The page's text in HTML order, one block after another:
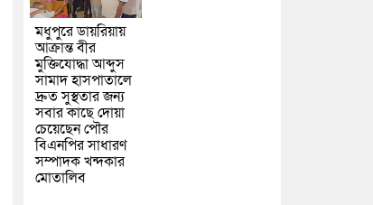
মধুপুরে ডায়রিয়ায়
আক্রান্ত বীর
মুক্তিযোদ্ধা আব্দুস
সামাদ হাসপাতালে
দ্রুত সুস্থতার জন্য
সবার কাছে দোয়া
চেয়েছেন পৌর
বিএনপির সাধারণ
সম্পাদক খন্দকার
মোতালিব